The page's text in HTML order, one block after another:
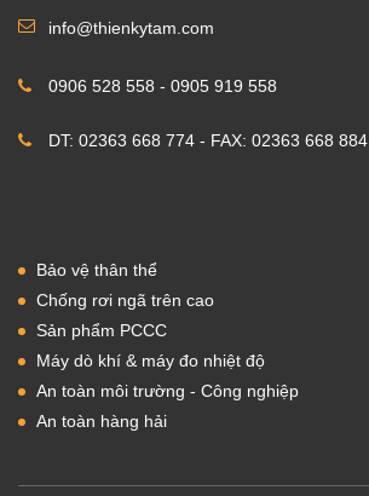
info@thienkytam.com
0906 528 558 - 0905 919 558
DT: 02363 668 774 - FAX: 02363 668 884
Bảo vệ thân thể
Chống rơi ngã trên cao
Sản phẩm PCCC
Máy dò khí & máy đo nhiệt độ
An toàn môi trường - Công nghiệp
An toàn hàng hải